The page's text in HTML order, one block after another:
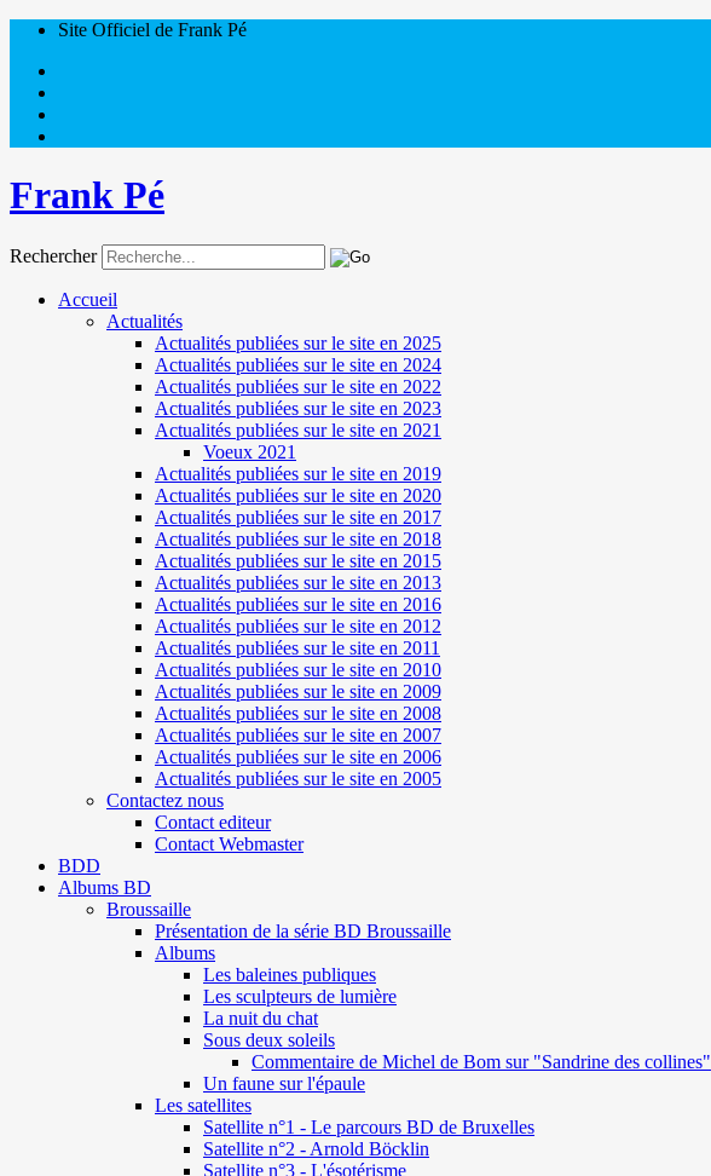
Site Officiel de Frank Pé
Frank Pé
Rechercher
Accueil
Actualités
Actualités publiées sur le site en 2025
Actualités publiées sur le site en 2024
Actualités publiées sur le site en 2022
Actualités publiées sur le site en 2023
Actualités publiées sur le site en 2021
Voeux 2021
Actualités publiées sur le site en 2019
Actualités publiées sur le site en 2020
Actualités publiées sur le site en 2017
Actualités publiées sur le site en 2018
Actualités publiées sur le site en 2015
Actualités publiées sur le site en 2013
Actualités publiées sur le site en 2016
Actualités publiées sur le site en 2012
Actualités publiées sur le site en 2011
Actualités publiées sur le site en 2010
Actualités publiées sur le site en 2009
Actualités publiées sur le site en 2008
Actualités publiées sur le site en 2007
Actualités publiées sur le site en 2006
Actualités publiées sur le site en 2005
Contactez nous
Contact editeur
Contact Webmaster
BDD
Albums BD
Broussaille
Présentation de la série BD Broussaille
Albums
Les baleines publiques
Les sculpteurs de lumière
La nuit du chat
Sous deux soleils
Commentaire de Michel de Bom sur "Sandrine des collines"
Un faune sur l'épaule
Les satellites
Satellite n°1 - Le parcours BD de Bruxelles
Satellite n°2 - Arnold Böcklin
Satellite n°3 - L'ésotérisme